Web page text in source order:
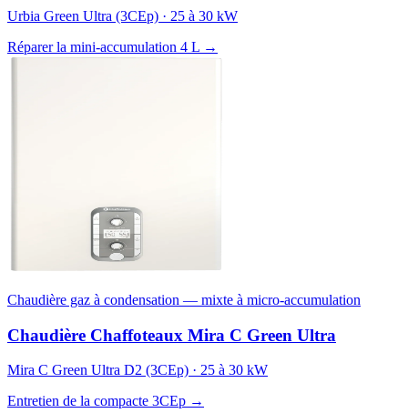
Urbia Green Ultra (3CEp) · 25 à 30 kW
Réparer la mini-accumulation 4 L →
Chaudière gaz à condensation — mixte à micro-accumulation
Chaudière Chaffoteaux Mira C Green Ultra
Mira C Green Ultra D2 (3CEp) · 25 à 30 kW
Entretien de la compacte 3CEp →